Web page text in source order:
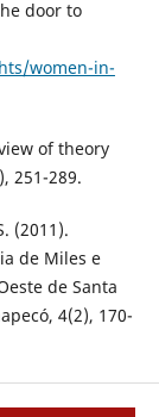
door to
women-in-
of theory
251-289.
(2011).
de Miles e
de Santa
4(2), 170-